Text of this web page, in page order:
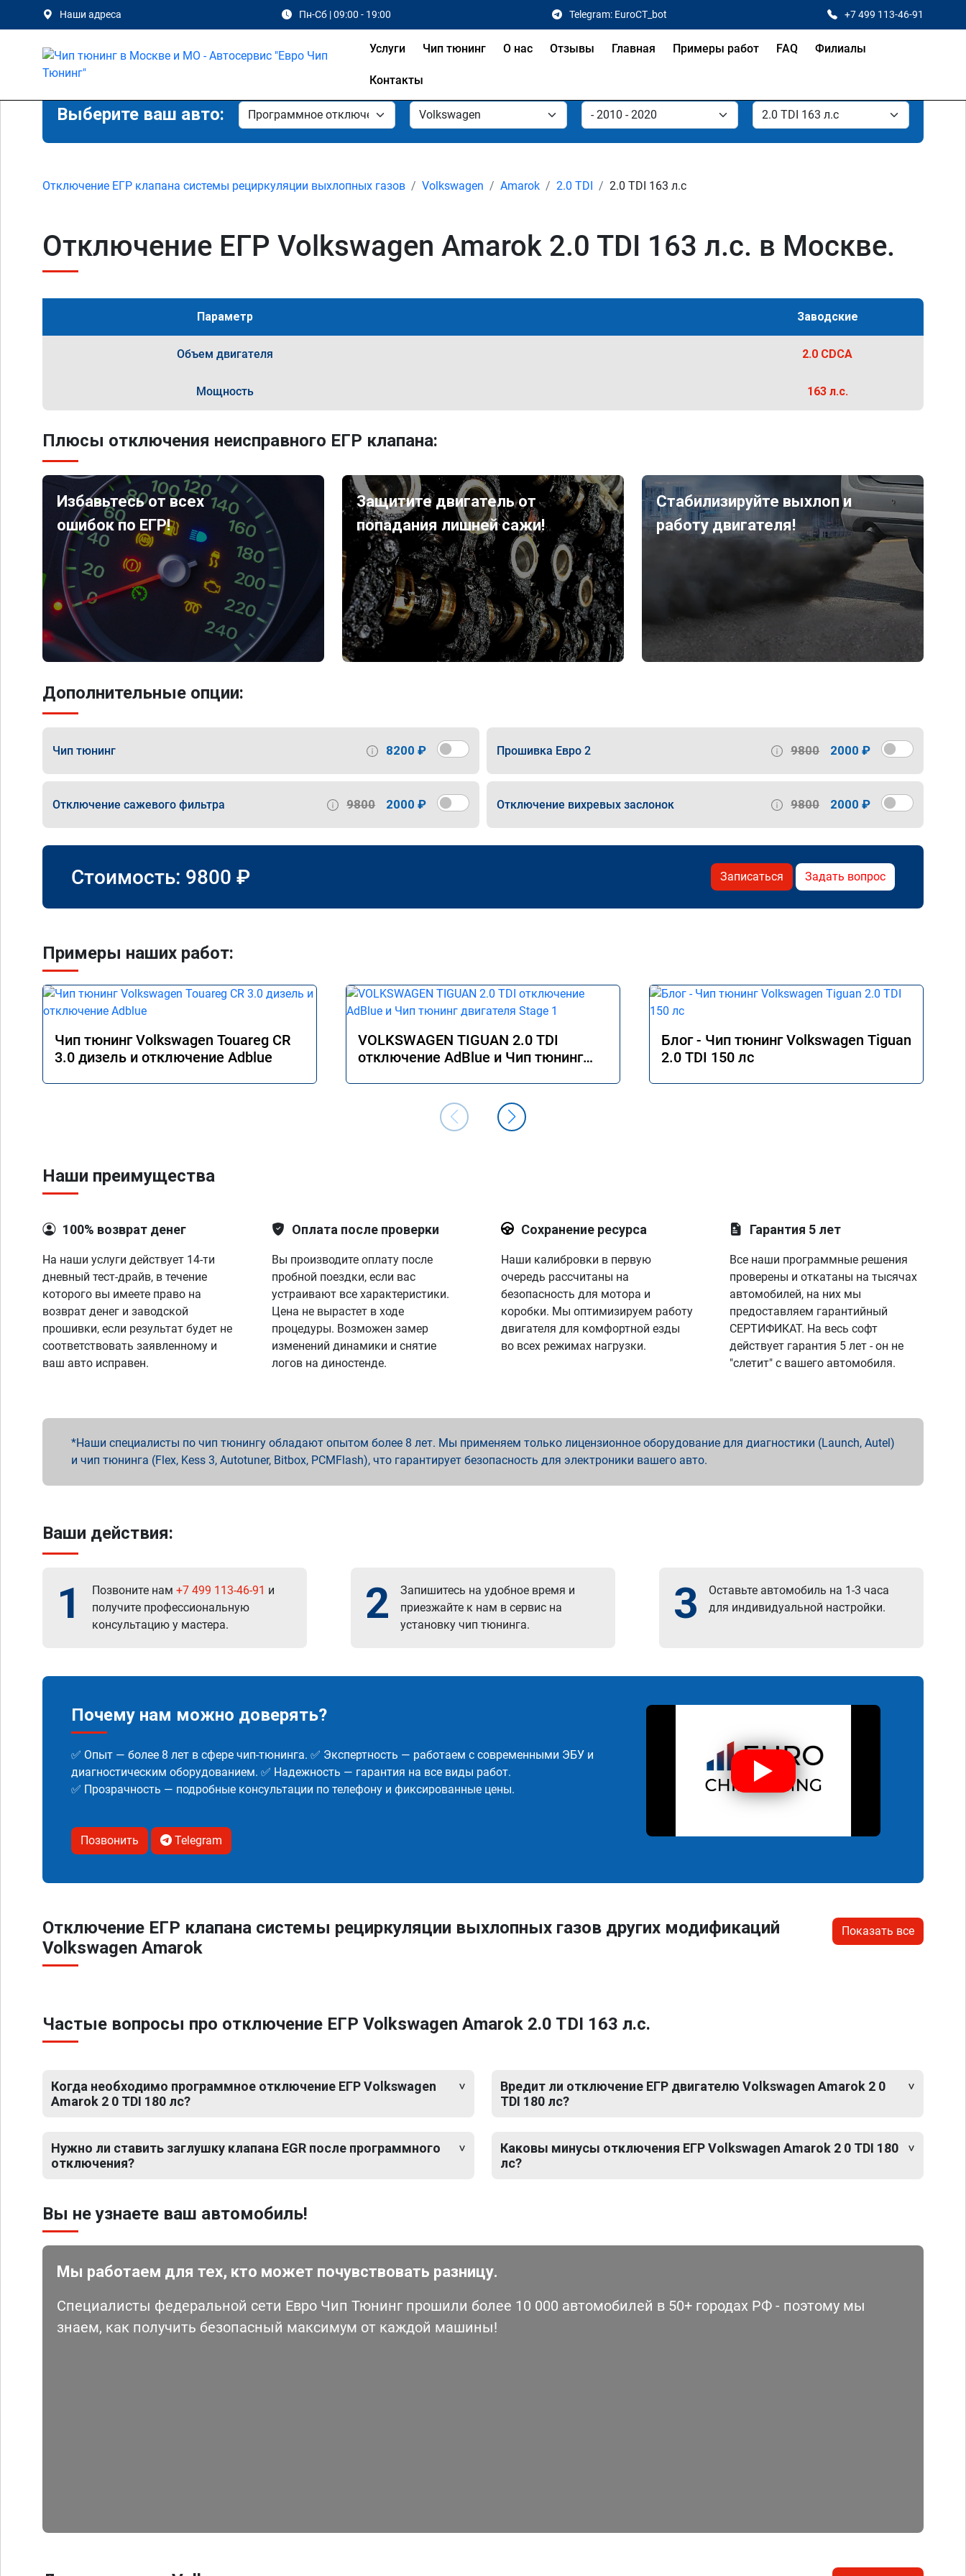
Наши адреса Пн-Сб | 09:00 - 19:00 Telegram: EuroCT_bot +7 499 113-46-91
Услуги Чип тюнинг О нас Отзывы Главная Примеры работ FAQ Филиалы
Контакты
Выберите ваш авто:
Отключение ЕГР клапана системы рециркуляции выхлопных газов Volkswagen Amarok 2.0 TDI 2.0 TDI 163 л.с
Отключение ЕГР Volkswagen Amarok 2.0 TDI 163 л.с. в Москве.
Параметр Заводские
Объем двигателя 2.0 CDCA
Мощность 163 л.с.
Плюсы отключения неисправного ЕГР клапана:
Избавьтесь от всех
ошибок по ЕГР!
Защитите двигатель от
попадания лишней сажи!
Стабилизируйте выхлоп и
работу двигателя!
Дополнительные опции:
Чип тюнинг 8200 ₽ Прошивка Евро 2 9800 2000 ₽
Отключение сажевого фильтра 9800 2000 ₽ Отключение вихревых заслонок 9800 2000 ₽
Стоимость: 9800 ₽ Записаться Задать вопрос
Примеры наших работ:
Чип тюнинг Volkswagen Touareg CR
3.0 дизель и отключение Adblue
VOLKSWAGEN TIGUAN 2.0 TDI
отключение AdBlue и Чип тюнинг
Блог - Чип тюнинг Volkswagen Tiguan
2.0 TDI 150 лс
Наши преимущества
100% возврат денег
На наши услуги действует 14-ти
дневный тест-драйв, в течение
которого вы имеете право на
возврат денег и заводской
прошивки, если результат будет не
соответствовать заявленному и
ваш авто исправен.
Оплата после проверки
Вы производите оплату после
пробной поездки, если вас
устраивают все характеристики.
Цена не вырастет в ходе
процедуры. Возможен замер
изменений динамики и снятие
логов на диностенде.
Сохранение ресурса
Наши калибровки в первую
очередь рассчитаны на
безопасность для мотора и
коробки. Мы оптимизируем работу
двигателя для комфортной езды
во всех режимах нагрузки.
Гарантия 5 лет
Все наши программные решения
проверены и откатаны на тысячах
автомобилей, на них мы
предоставляем гарантийный
СЕРТИФИКАТ. На весь софт
действует гарантия 5 лет - он не
"слетит" с вашего автомобиля.
Наши специалисты по чип тюнингу обладают опытом более 8 лет. Мы применяем только лицензионное оборудование для диагностики (Launch, Autel)
и чип тюнинга (Flex, Kess 3, Autotuner, Bitbox, PCMFlash), что гарантирует безопасность для электроники вашего авто.
Ваши действия:
1 Позвоните нам +7 499 113-46-91 и
получите профессиональную
консультацию у мастера.
2
Запишитесь на удобное время и
приезжайте к нам в сервис на
установку чип тюнинга.
3
Оставьте автомобиль на 1-3 часа
для индивидуальной настройки.
Почему нам можно доверять?
✅ Опыт — более 8 лет в сфере чип-тюнинга. ✅ Экспертность — работаем с современными ЭБУ и
диагностическим оборудованием. ✅ Надежность — гарантия на все виды работ.
✅ Прозрачность — подробные консультации по телефону и фиксированные цены.
Позвонить Telegram
Отключение ЕГР клапана системы рециркуляции выхлопных газов других модификаций
Volkswagen Amarok
Показать все
Частые вопросы про отключение ЕГР Volkswagen Amarok 2.0 TDI 163 л.с.
Когда необходимо программное отключение ЕГР Volkswagen
Amarok 2 0 TDI 180 лс?
Нужно ли ставить заглушку клапана EGR после программного
отключения?
Вредит ли отключение ЕГР двигателю Volkswagen Amarok 2 0
TDI 180 лс?
Каковы минусы отключения ЕГР Volkswagen Amarok 2 0 TDI 180
лс?
Вы не узнаете ваш автомобиль!
Мы работаем для тех, кто может почувствовать разницу.
Специалисты федеральной сети Евро Чип Тюнинг прошили более 10 000 автомобилей в 50+ городах РФ - поэтому мы
знаем, как получить безопасный максимум от каждой машины!